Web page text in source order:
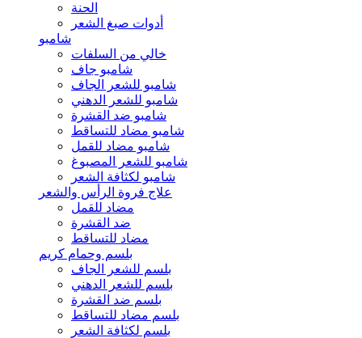
الحنة
أدوات صبغ الشعر
شامبو
خالي من السلفات
شامبو جاف
شامبو للشعر الجاف
شامبو للشعر الدهني
شامبو ضد القشرة
شامبو مضاد للتساقط
شامبو مضاد للقمل
شامبو للشعر المصبوغ
شامبو لكثافة الشعر
علاج فروة الرأس والشعر
مضاد للقمل
ضد القشرة
مضاد للتساقط
بلسم وحمام كريم
بلسم للشعر الجاف
بلسم للشعر الدهني
بلسم ضد القشرة
بلسم مضاد للتساقط
بلسم لكثافة الشعر